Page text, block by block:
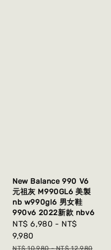
New Balance 990 V6
元祖灰 M990GL6 美製
nb w990gl6 男女鞋
990v6 2022新款 nbv6
Sale
price
NT$ 6,980 - NT$
9,980
Regular
NT$ 10,980-NT$ 12,980